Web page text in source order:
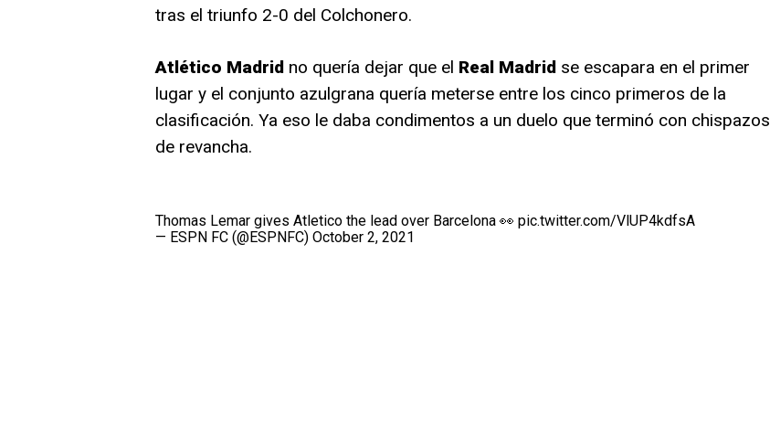
tras el triunfo 2-0 del Colchonero.
Atlético Madridno quería dejar que el Real Madridse escapara en el primer
lugar y el conjunto azulgrana quería meterse entre los cinco primeros de la
clasificación. Ya eso le daba condimentos a un duelo que terminó con chispazos
de revancha.
Thomas Lemar gives Atletico the lead over Barcelona 👀 pic.twitter.com/VlUP4kdfsA
— ESPN FC (@ESPNFC) October 2, 2021